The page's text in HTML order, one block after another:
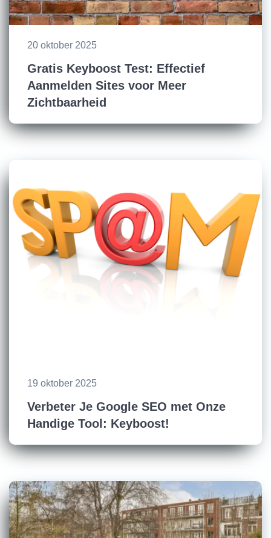
20 oktober 2025
Gratis Keyboost Test: Effectief
Aanmelden Sites voor Meer
Zichtbaarheid
19 oktober 2025
Verbeter Je Google SEO met Onze
Handige Tool: Keyboost!